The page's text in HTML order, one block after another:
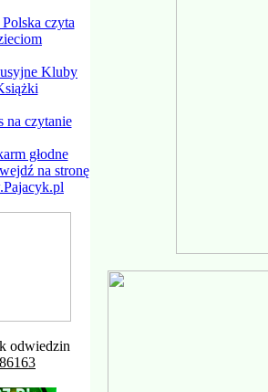
odwiedzin